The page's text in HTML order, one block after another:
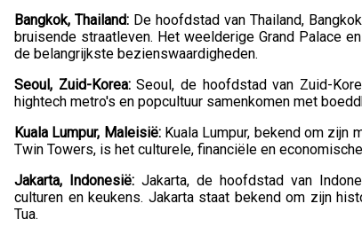
Bangkok, Thailand: De hoofdstad van Thailand,
bruisende straatleven. Het weelderige Grand Palace
de belangrijkste bezienswaardigheden.
Seoul, Zuid-Korea:Seoul, de hoofdstad van Zuid-
hightech metro's en popcultuur samenkomen met
Kuala Lumpur, Maleisië: Kuala Lumpur, bekend om zijn
Twin Towers, is het culturele, financiële en
Jakarta, Indonesië:Jakarta, de hoofdstad van
culturen en keukens. Jakarta staat bekend om zijn
Tua.